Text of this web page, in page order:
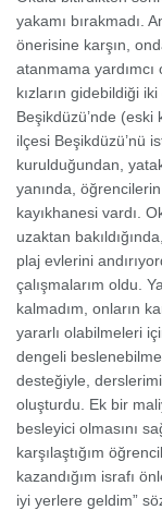
yakamı bırakmadı.
önerisine karşın,
atanmama yardımcı
kızların gidebildiği
Beşikdüzü’nde
ilçesi Beşikdüzü’nü
kurulduğundan,
yanında,
kayıkhanesi vardı.
uzaktan
plaj evlerini
çalışmalarım oldu.
kalmadım, onların
yararlı olabilmeleri
dengeli
desteğiyle,
oluşturdu. Ek bir
besleyici olmasını
karşılaştığım
kazandığım israfı
iyi yerlere geldim”